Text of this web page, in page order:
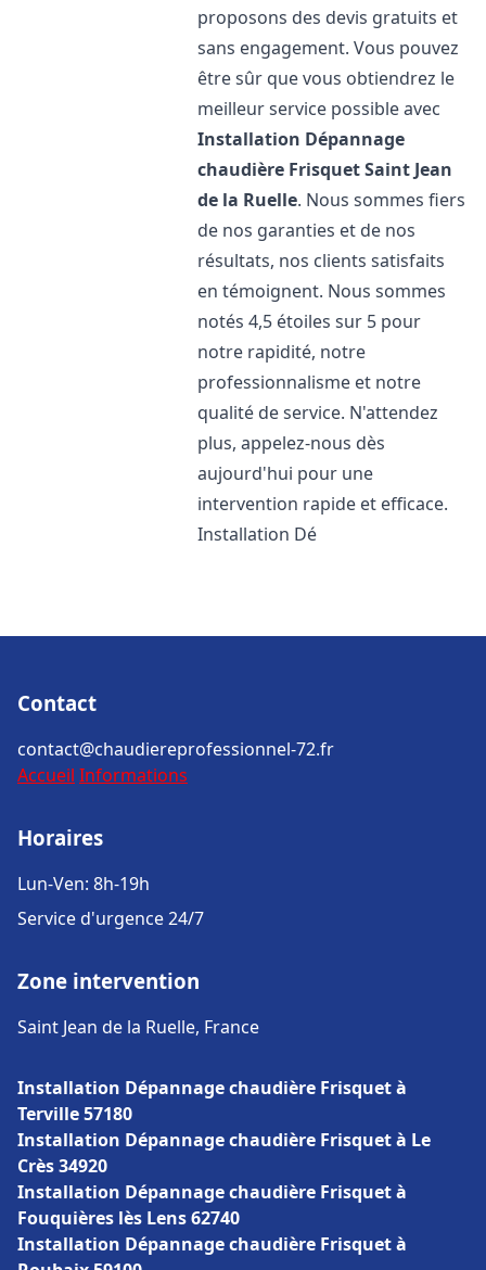
proposons des devis gratuits et
sans engagement. Vous pouvez
être sûr que vous obtiendrez le
meilleur service possible avec
Installation Dépannage
chaudière FrisquetSaint Jean
de la Ruelle. Nous sommes fiers
de nos garanties et de nos
résultats, nos clients satisfaits
en témoignent. Nous sommes
notés 4,5 étoiles sur 5 pour
notre rapidité, notre
professionnalisme et notre
qualité de service. N'attendez
plus, appelez-nous dès
aujourd'hui pour une
intervention rapide et efficace.
Installation Dé
Contact
contact@chaudiereprofessionnel-72.fr
Accueil Informations
Horaires
Lun-Ven: 8h-19h
Service d'urgence 24/7
Zone intervention
Saint Jean de la Ruelle, France
Installation Dépannage chaudière Frisquet à
Terville 57180
Installation Dépannage chaudière Frisquet à Le
Crès 34920
Installation Dépannage chaudière Frisquet à
Fouquières lès Lens 62740
Installation Dépannage chaudière Frisquet à